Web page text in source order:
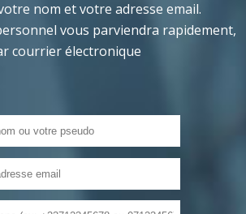
nom et votre adresse email.
vous parviendra rapidement,
courrier électronique